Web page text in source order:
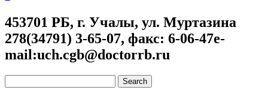
453701 РБ, г. Учалы, ул. Муртазина
278(34791) 3-65-07, факс: 6-06-47e-
mail:uch.cgb@doctorrb.ru